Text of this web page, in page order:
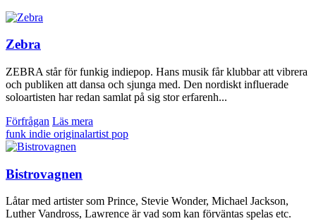
Zebra
ZEBRA står för funkig indiepop. Hans musik får klubbar att vibrera
och publiken att dansa och sjunga med. Den nordiskt influerade
soloartisten har redan samlat på sig stor erfarenh...
Förfrågan Läs mera
funk indie originalartist pop
Bistrovagnen
Låtar med artister som Prince, Stevie Wonder, Michael Jackson,
Luther Vandross, Lawrence är vad som kan förväntas spelas etc.